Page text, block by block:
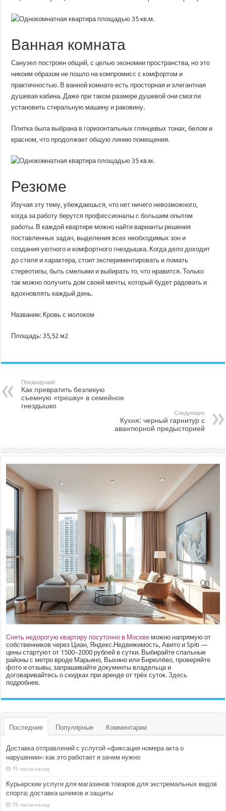
Ванная комната
Санузел построен общий, с целью экономии пространства, но это
никоим образом не пошло на компромисс с комфортом и
практичностью. В ванной комнате есть просторная и элегантная
душевая кабина. Даже при таком размере душевой они смогли
установить стиральную машину и раковину.
Плитка была выбрана в горизонтальных глянцевых тонах, белом и
красном, что продолжает общую линию помещения.
Резюме
Изучая эту тему, убеждаешься, что нет ничего невозможного,
когда за работу берутся профессионалы с большим опытом
работы. В каждой квартире можно найти варианты решения
поставленных задач, выделения всех необходимых зон и
создания уютного и комфортного гнездышка. Когда дело доходит
до стиля и характера, стоит экспериментировать и ломать
стереотипы, быть смелыми и выбирать то, что нравится. Только
так можно получить дом своей мечты, который будет радовать и
вдохновлять каждый день.
Название: Кровь с молоком
Площадь: 35,52 м2
Предыдущий
Как превратить безликую
съемную «трешку» в семейное
гнездышко
Следующее
Кухня: черный гарнитур с
авантюрной предысторией
Снять недорогую квартиру посуточно в Москве можно напрямую от
собственников через Циан, Яндекс.Недвижимость, Авито и Spiti —
цены стартуют от 1500–2000 рублей в сутки. Выбирайте спальные
районы с метро вроде Марьино, Выхино или Бирюлёво, проверяйте
фото и отзывы, запрашивайте документы владельца и
договаривайтесь о скидках при аренде от трёх суток.Здесь
подробнее.
Последние Популярные Комментарии
Доставка отправлений с услугой «фиксация номера акта о
нарушении»: как это работает и зачем нужно
19 часов назад
Курьерские услуги для магазинов товаров для экстремальных видов
спорта: доставка шлемов и защиты
19 часов назад